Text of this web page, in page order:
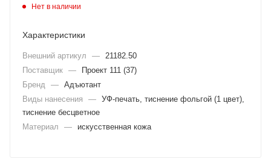
Нет в наличии
Характеристики
Внешний артикул —
21182.50
Поставщик —
Проект 111 (37)
Бренд
— Адъютант
Виды нанесения
— УФ-печать, тиснение фольгой (1 цвет),
тиснение бесцветное
Материал
— искусственная кожа